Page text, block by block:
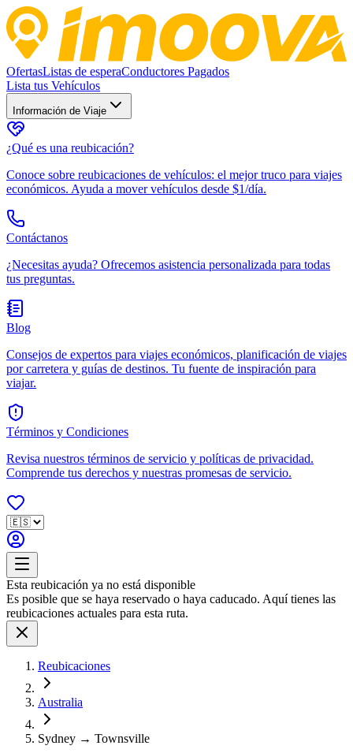
OfertasListas de esperaConductores Pagados
Lista tus Vehículos
Información de Viaje
¿Qué es una reubicación?
Conoce sobre reubicaciones de vehículos: el mejor truco para viajes
económicos. Ayuda a mover vehículos desde $1/día.
Contáctanos
¿Necesitas ayuda? Ofrecemos asistencia personalizada para todas
tus preguntas.
Blog
Consejos de expertos para viajes económicos, planificación de viajes
por carretera y guías de destinos. Tu fuente de inspiración para
viajar.
Términos y Condiciones
Revisa nuestros términos de servicio y políticas de privacidad.
Comprende tus derechos y nuestras promesas de servicio.
Esta reubicación ya no está disponible
Es posible que se haya reservado o haya caducado. Aquí tienes las
reubicaciones actuales para esta ruta.
Reubicaciones
Australia
Sydney → Townsville